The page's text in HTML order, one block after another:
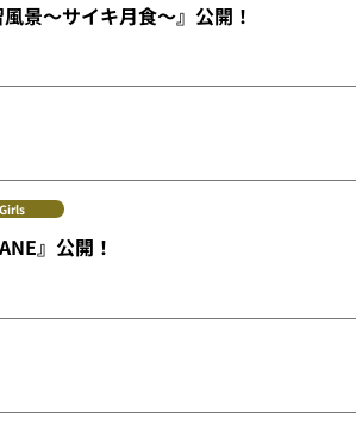
景～サイキ月食～』公開！
』公開！